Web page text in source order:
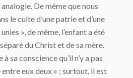
De même que nous
le culte d’une patrie et d’une
», de même, l’enfant a été
du Christ et de sa mère.
sa conscience qu’il n’y a pas
eux deux » ; surtout, il est